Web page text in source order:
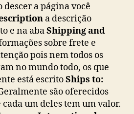
descer a página você
a descrição
e na abaShipping and
sobre frete e
pois nem todos os
no mundo todo, os que
está escritoShips to:
são oferecidos
um deles tem um valor.